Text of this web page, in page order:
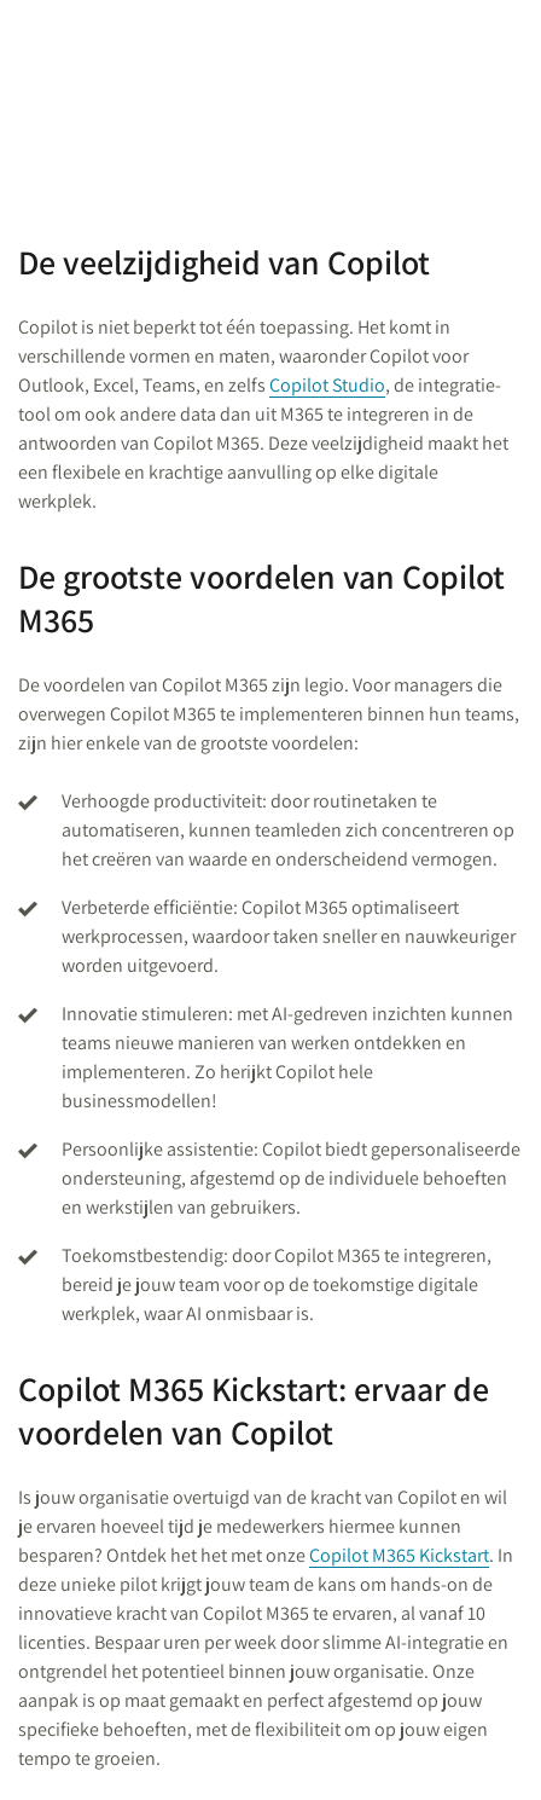
De veelzijdigheid van Copilot
Copilot is niet beperkt tot één toepassing. Het komt in
verschillende vormen en maten, waaronder Copilot voor
Outlook, Excel, Teams, en zelfsCopilot Studio, de integratie-
tool om ook andere data dan uit M365 te integreren in de
antwoorden van Copilot M365. Deze veelzijdigheid maakt het
een flexibele en krachtige aanvulling op elke digitale
werkplek.
De grootste voordelen van Copilot
M365
De voordelen van Copilot M365 zijn legio. Voor managers die
overwegen Copilot M365 te implementeren binnen hun teams,
zijn hier enkele van de grootste voordelen:
Verhoogde productiviteit: door routinetaken te
automatiseren, kunnen teamleden zich concentreren op
het creëren van waarde en onderscheidend vermogen.
Verbeterde efficiëntie: Copilot M365 optimaliseert
werkprocessen, waardoor taken sneller en nauwkeuriger
worden uitgevoerd.
Innovatie stimuleren: met AI-gedreven inzichten kunnen
teams nieuwe manieren van werken ontdekken en
implementeren. Zo herijkt Copilot hele
businessmodellen!
Persoonlijke assistentie: Copilot biedt gepersonaliseerde
ondersteuning, afgestemd op de individuele behoeften
en werkstijlen van gebruikers.
Toekomstbestendig: door Copilot M365 te integreren,
bereid je jouw team voor op de toekomstige digitale
werkplek, waar AI onmisbaar is.
Copilot M365 Kickstart: ervaar de
voordelen van Copilot
Is jouw organisatie overtuigd van de kracht van Copilot en wil
je ervaren hoeveel tijd je medewerkers hiermee kunnen
besparen?Ontdek het het met onzeCopilot M365 Kickstart. In
deze unieke pilot krijgt jouw team de kans om hands-on de
innovatieve kracht van Copilot M365 te ervaren, al vanaf 10
licenties. Bespaar uren per week door slimme AI-integratie en
ontgrendel het potentieel binnen jouw organisatie. Onze
aanpak is op maat gemaakt en perfect afgestemd op jouw
specifieke behoeften, met de flexibiliteit om op jouw eigen
tempo te groeien.